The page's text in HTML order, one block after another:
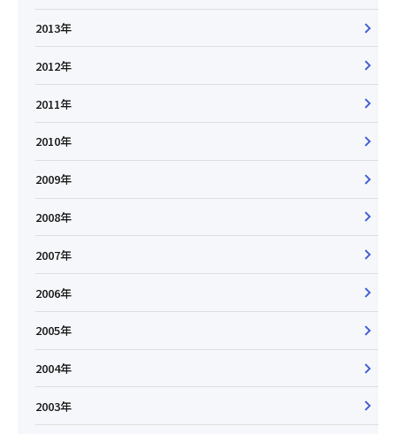
2013年
2012年
2011年
2010年
2009年
2008年
2007年
2006年
2005年
2004年
2003年